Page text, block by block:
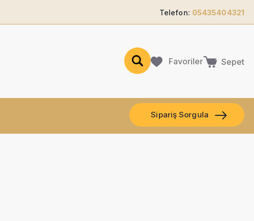
Telefon: 05435404321
Favoriler Sepet
Sipariş Sorgula